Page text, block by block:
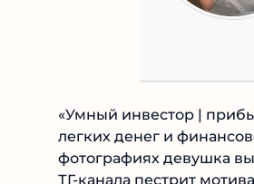
«Умный инвестор |
легких денег и
фотографиях девушка
ее ТГ-канала пестрит